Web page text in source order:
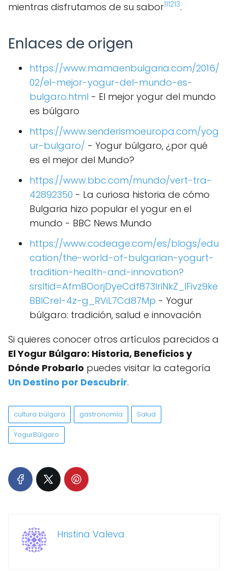
mientras disfrutamos de su sabor111213.
Enlaces de origen
https://www.mamaenbulgaria.com/2016/
02/el-mejor-yogur-del-mundo-es-
bulgaro.html - El mejor yogur del mundo
es búlgaro
https://www.senderismoeuropa.com/yog
ur-bulgaro/ - Yogur búlgaro, ¿por qué
es el mejor del Mundo?
https://www.bbc.com/mundo/vert-tra-
42892350 - La curiosa historia de cómo
Bulgaria hizo popular el yogur en el
mundo - BBC News Mundo
https://www.codeage.com/es/blogs/edu
cation/the-world-of-bulgarian-yogurt-
tradition-health-and-innovation?
srsltid=AfmBOorjDyeCdf873IriNkZ_lFivz9ke
BBlCreI-4z-g_RViL7Cd87Mp - Yogur
búlgaro: tradición, salud e innovación
Si quieres conocer otros artículos parecidos a
El Yogur Búlgaro: Historia, Beneficios y
Dónde Probarlo puedes visitar la categoría
Un Destino por Descubrir.
cultura búlgara gastronomía Salud
YogurBúlgaro
Hristina Valeva